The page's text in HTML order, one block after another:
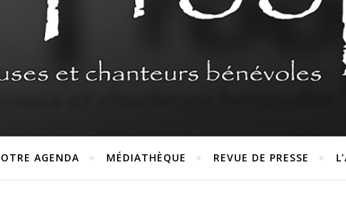
AGENDA MÉDIATHÈQUE REVUE DE PRESSE